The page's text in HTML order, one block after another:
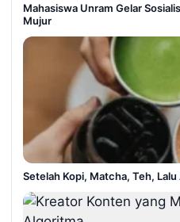
Mahasiswa Unram Gelar
Mujur
Setelah Kopi, Matcha, Teh, Lalu